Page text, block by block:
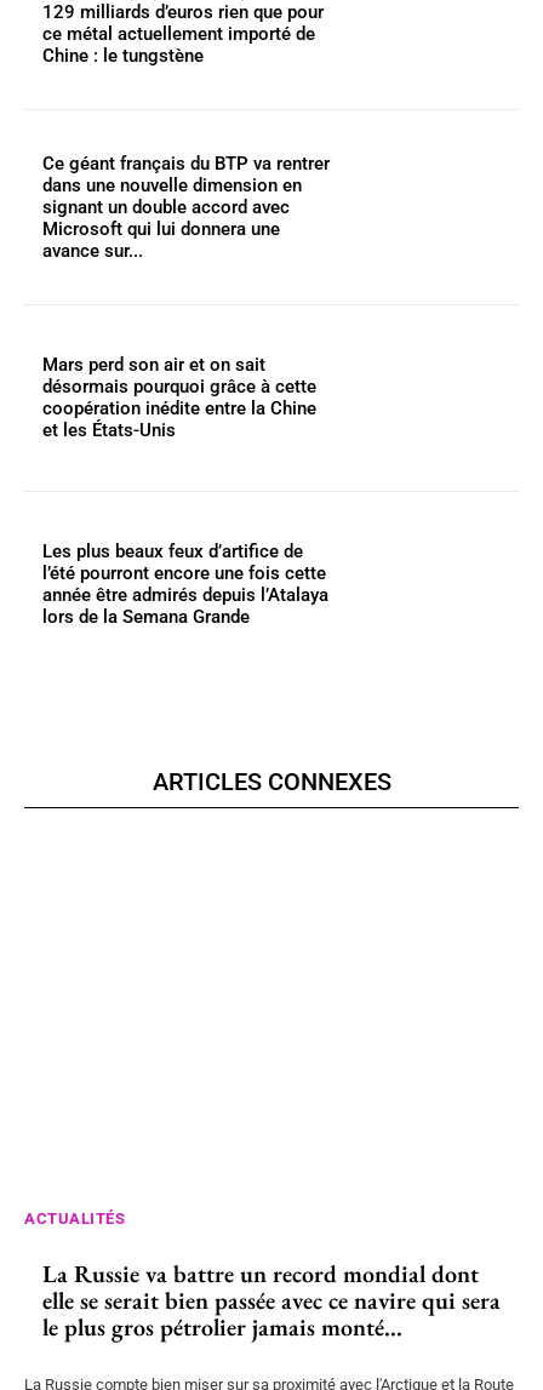
129 milliards d’euros rien que pour
ce métal actuellement importé de
Chine : le tungstène
Ce géant français du BTP va rentrer
dans une nouvelle dimension en
signant un double accord avec
Microsoft qui lui donnera une
avance sur...
Mars perd son air et on sait
désormais pourquoi grâce à cette
coopération inédite entre la Chine
et les États-Unis
Les plus beaux feux d’artifice de
l’été pourront encore une fois cette
année être admirés depuis l’Atalaya
lors de la Semana Grande
ARTICLES CONNEXES
ACTUALITÉS
La Russie va battre un record mondial dont
elle se serait bien passée avec ce navire qui sera
le plus gros pétrolier jamais monté...
La Russie compte bien miser sur sa proximité avec l'Arctique et la Route